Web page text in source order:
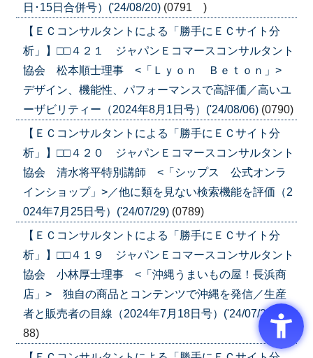
日･15日合併号）('24/08/20) (0791 )
【ＥＣコンサルタントによる「勝手にＥＣサイト分
析」】□□４２１ ジャパンＥコマースコンサルタント
協会 松本順士理事 <「Ｌｙｏｎ Ｂｅｔｏｎ」>
デザイン、機能性、パフォーマンスで高評価／高いユ
ーザビリティー（2024年8月1日号）('24/08/06) (0790)
【ＥＣコンサルタントによる「勝手にＥＣサイト分
析」】□□４２０ ジャパンＥコマースコンサルタント
協会 清水将平特別講師 <「シップス 公式オンラ
インショップ」>／他に類を見ない検索機能を評価（2
024年7月25日号）('24/07/29) (0789)
【ＥＣコンサルタントによる「勝手にＥＣサイト分
析」】□□４１９ ジャパンＥコマースコンサルタント
協会 小林厚士理事 <「沖縄うまいもの屋！長浜商
店」> 独自の商品とコンテンツで沖縄を発信／生産
者と販売者の目線（2024年7月18日号）('24/07/23)(07
88)